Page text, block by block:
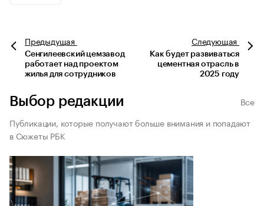
Предыдущая
Сенгилеевский цемзавод
работает над проектом
жилья для сотрудников
Следующая
Как будет развиваться
цементная отрасль в
2025 году
Выбор редакции
Все
Публикации, которые получают больше внимания и попадают
в Сюжеты РБК